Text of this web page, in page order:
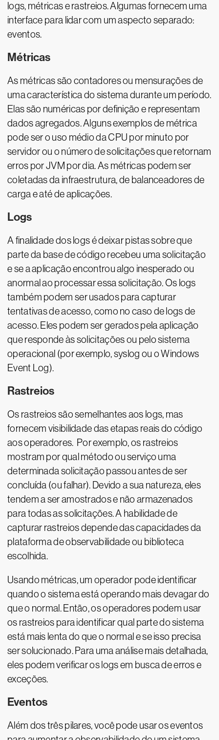
logs, métricas e rastreios. Algumas fornecem uma
interface para lidar com um aspecto separado:
eventos.
Métricas
As métricas são contadores ou mensurações de
uma característica do sistema durante um período.
Elas são numéricas por definição e representam
dados agregados. Alguns exemplos de métrica
pode ser o uso médio da CPU por minuto por
servidor ou o número de solicitações que retornam
erros por JVM por dia. As métricas podem ser
coletadas da infraestrutura, de balanceadores de
carga e até de aplicações.
Logs
A finalidade dos logs é deixar pistas sobre que
parte da base de código recebeu uma solicitação
e se a aplicação encontrou algo inesperado ou
anormal ao processar essa solicitação. Os logs
também podem ser usados para capturar
tentativas de acesso, como no caso de logs de
acesso. Eles podem ser gerados pela aplicação
que responde às solicitações ou pelo sistema
operacional (por exemplo, syslog ou o Windows
Event Log).
Rastreios
Os rastreios são semelhantes aos logs, mas
fornecem visibilidade das etapas reais do código
aos operadores. Por exemplo, os rastreios
mostram por qual método ou serviço uma
determinada solicitação passou antes de ser
concluída (ou falhar). Devido a sua natureza, eles
tendem a ser amostrados e não armazenados
para todas as solicitações. A habilidade de
capturar rastreios depende das capacidades da
plataforma de observabilidade ou biblioteca
escolhida.
Usando métricas, um operador pode identificar
quando o sistema está operando mais devagar do
que o normal. Então, os operadores podem usar
os rastreios para identificar qual parte do sistema
está mais lenta do que o normal e se isso precisa
ser solucionado. Para uma análise mais detalhada,
eles podem verificar os logs em busca de erros e
exceções.
Eventos
Além dos três pilares, você pode usar os eventos